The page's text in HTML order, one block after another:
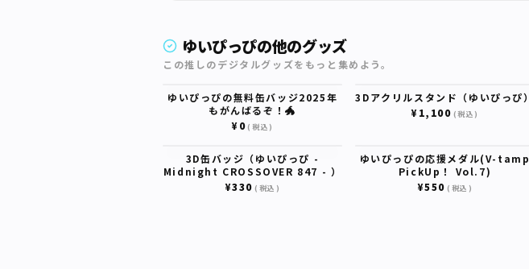
ゆいぴっぴの他のグッズ
この推しのデジタルグッズをもっと集めよう。
ゆいぴっぴの無料缶バッジ2025年
もがんばるぞ！🐲
¥0(税込)
3Dアクリルスタンド（ゆいぴっぴ）
¥1,100 (税込)
3D缶バッジ（ゆいぴっぴ -
Midnight CROSSOVER 847 - ）
¥330 (税込)
ゆいぴっぴの応援メダル(V-tamp
PickUp！ Vol.7)
¥550 (税込)